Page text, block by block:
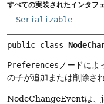
すべての実装されたインタフ
Serializable
public class
Preferences ノードによ
の子が追加または削除さ
NodeChangeEventは